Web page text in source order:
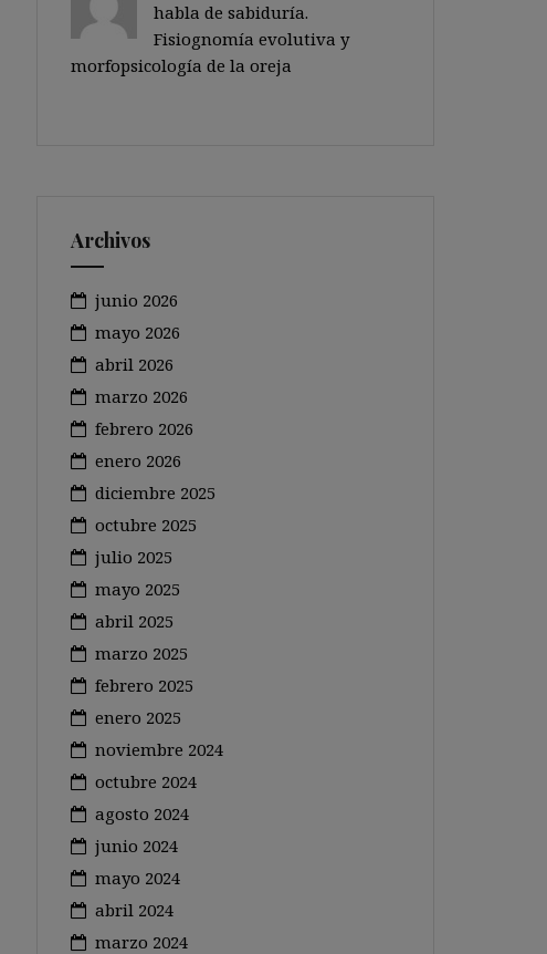
habla de sabiduría.
Fisiognomía evolutiva y
morfopsicología de la oreja
Archivos
junio 2026
mayo 2026
abril 2026
marzo 2026
febrero 2026
enero 2026
diciembre 2025
octubre 2025
julio 2025
mayo 2025
abril 2025
marzo 2025
febrero 2025
enero 2025
noviembre 2024
octubre 2024
agosto 2024
junio 2024
mayo 2024
abril 2024
marzo 2024